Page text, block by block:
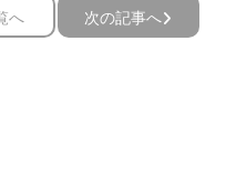
へ 次の記事へ